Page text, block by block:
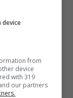
copertina
i titoli
device
from
device
with 319
our partners